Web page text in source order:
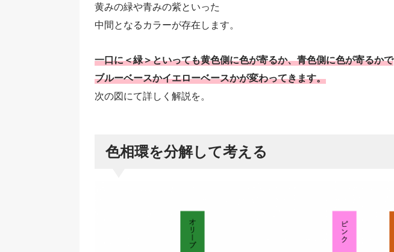
黄みの緑や青みの紫といった
中間となるカラーが存在します。
一口に＜緑＞といっても黄色側に色が寄るか、青色側に色が寄るかで
ブルーベースかイエローベースかが変わってきます。
次の図にて詳しく解説を。
色相環を分解して考える